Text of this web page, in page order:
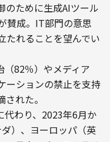
のために生成AIツール
賛成。IT部門の意思
たれることを望んでい
（82％）やメディア
ーションの禁止を支持
れた。
わり、2023年6月か
）、ヨーロッパ（英